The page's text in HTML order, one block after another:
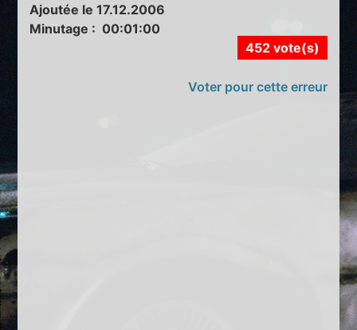
Ajoutée le 17.12.2006
Minutage : 00:01:00
452 vote(s)
Voter pour cette erreur